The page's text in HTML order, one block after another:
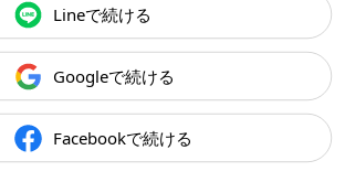
Lineで続ける
Googleで続ける
Facebookで続ける